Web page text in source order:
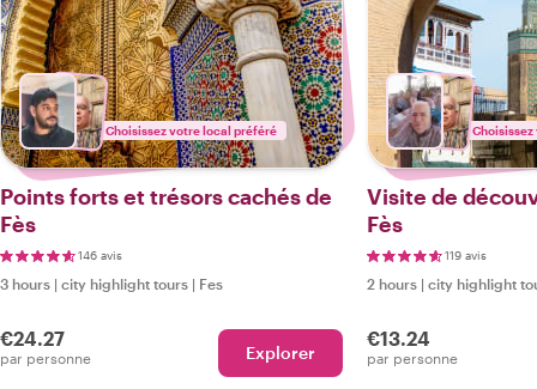
Choisissez votre local préféré
Points forts et trésors cachés de
Fès
146 avis
3 hours | city highlight tours | Fes
€24.27
par personne Explorer
Visite de
Fès
119 avis
2 hours | city highlight
€13.24
par personne